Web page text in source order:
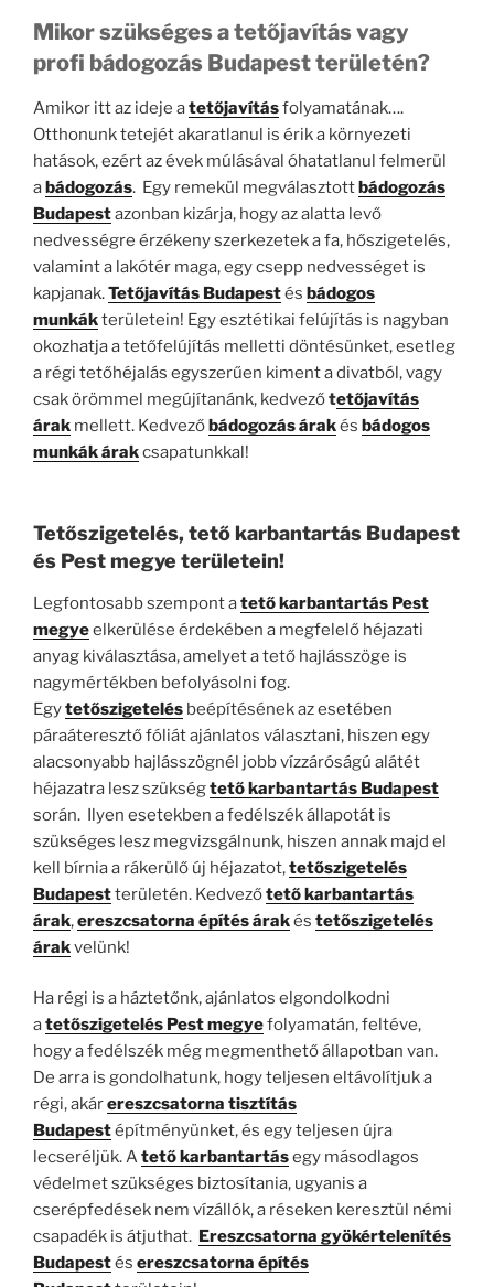
Mikor szükséges a tetőjavítás vagy
profi bádogozás Budapest területén?
Amikor itt az ideje atetőjavításfolyamatának….
Otthonunk tetejét akaratlanul is érik a környezeti
hatások, ezért az évek múlásával óhatatlanul felmerül
abádogozás. Egy remekül megválasztottbádogozás
Budapestazonban kizárja, hogy az alatta levő
nedvességre érzékeny szerkezetek a fa, hőszigetelés,
valamint a lakótér maga, egy csepp nedvességet is
kapjanak.Tetőjavítás Budapestés bádogos
munkákterületein! Egy esztétikai felújítás is nagyban
okozhatja a tetőfelújítás melletti döntésünket, esetleg
a régi tetőhéjalás egyszerűen kiment a divatból, vagy
csak örömmel megújítanánk, kedvezőtetőjavítás
árak mellett. Kedvezőbádogozás árakés bádogos
munkák árakcsapatunkkal!
Tetőszigetelés, tető karbantartás Budapest
és Pest megye területein!
Legfontosabb szempont atető karbantartás Pest
megyeelkerülése érdekében a megfelelő héjazati
anyag kiválasztása, amelyet a tető hajlásszöge is
nagymértékben befolyásolni fog.
Egytetőszigetelés beépítésének az esetében
páraáteresztő fóliát ajánlatos választani, hiszen egy
alacsonyabb hajlásszögnél jobb vízzáróságú alátét
héjazatra lesz szükségtető karbantartás Budapest
során. Ilyen esetekben a fedélszék állapotát is
szükséges lesz megvizsgálnunk, hiszen annak majd el
kell bírnia a rákerülő új héjazatot,tetőszigetelés
Budapestterületén. Kedvezőtető karbantartás
árak,ereszcsatorna építés árakés tetőszigetelés
árakvelünk!
Ha régi is a háztetőnk, ajánlatos elgondolkodni
atetőszigetelés Pest megyefolyamatán, feltéve,
hogy a fedélszék még megmenthető állapotban van.
De arra is gondolhatunk, hogy teljesen eltávolítjuk a
régi, akárereszcsatorna tisztítás
Budapestépítményünket, és egy teljesen újra
lecseréljük. Atető karbantartásegy másodlagos
védelmet szükséges biztosítania, ugyanis a
cserépfedések nem vízállók, a réseken keresztül némi
csapadék is átjuthat. Ereszcsatorna gyökértelenítés
Budapestés ereszcsatorna építés